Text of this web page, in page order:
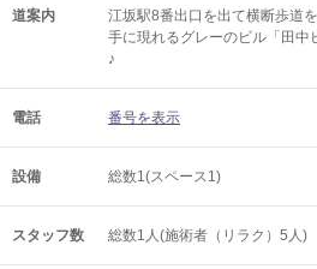
道案内
江坂駅8番出口を出て横断歩道
手に現れるグレーのビル「田
♪
電話 番号を表示
設備 総数1(スペース1)
スタッフ数 総数1人(施術者（リラク）5人)